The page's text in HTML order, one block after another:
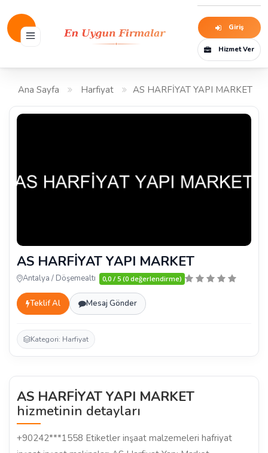
Giriş
Hizmet Ver
Ana Sayfa Harfiyat AS HARFİYAT YAPI MARKET
AS HARFİYAT YAPI MARKET
Antalya / Döşemealtı 0,0 / 5 (0 değerlendirme)
Teklif Al Mesaj Gönder
Kategori: Harfiyat
AS HARFİYAT YAPI MARKET
hizmetinin detayları
+90242***1558 Etiketler inşaat malzemeleri hafriyat